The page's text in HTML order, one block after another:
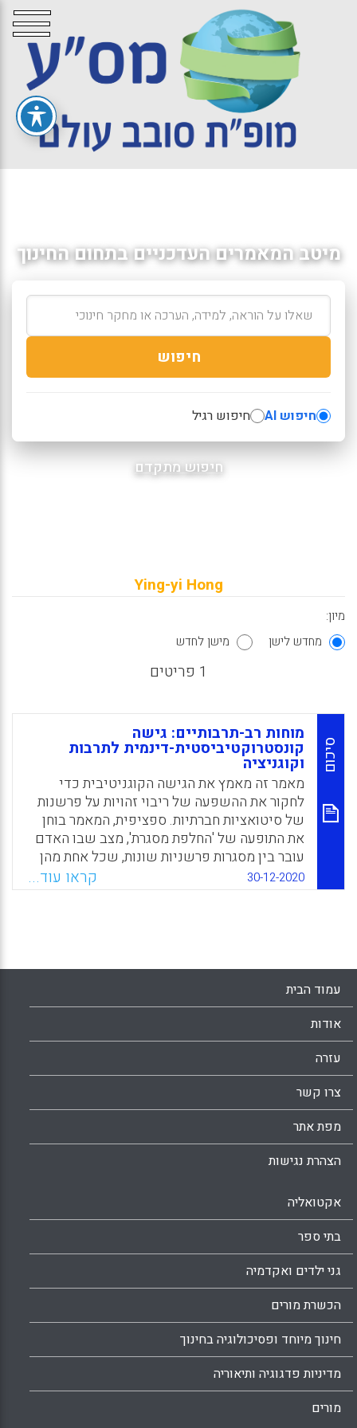
מיטב המאמרים העדכניים בתחום החינוך
חיפוש
חיפוש AI חיפוש רגיל
חיפוש מתקדם
Ying-yi Hong
מיון:
מחדש לישן
מישן לחדש
1 פריטים
סיכום
מוחות רב-תרבותיים: גישה
קונסטרוקטיביסטית-דינמית לתרבות
וקוגניציה
מאמר זה מאמץ את הגישה הקוגניטיבית כדי
לחקור את ההשפעה של ריבוי זהויות על פרשנות
של סיטואציות חברתיות. ספציפית, המאמר בוחן
את התופעה של 'החלפת מסגרת', מצב שבו האדם
עובר בין מסגרות פרשניות שונות, שכל אחת מהן
מושרשת בתרבות אחרת. בסדרת ניסויים העושים
שימוש בהטרמה קוגניטיבית, החוקרים מדגימים
חדשה להבנה של השפעת התרבות על הקוגניציה.
WhatsApp
Facebook
Email
X
30-12-2020 קראו עוד...
עמוד הבית
אודות
עזרה
צרו קשר
מפת אתר
הצהרת נגישות
אקטואליה
בתי ספר
גני ילדים ואקדמיה
הכשרת מורים
חינוך מיוחד ופסיכולוגיה בחינוך
מדיניות פדגוגיה ותיאוריה
מורים